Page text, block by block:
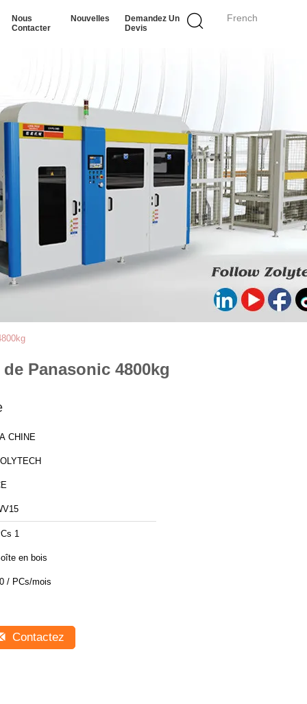
French
Nous
Contacter
Nouvelles
Demandez Un
Devis
Panasonic 4800kg
CHINE
1
en bois
/ PCs/mois
Contactez